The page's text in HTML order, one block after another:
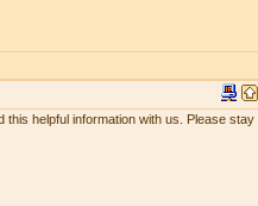
this helpful information with us. Please stay